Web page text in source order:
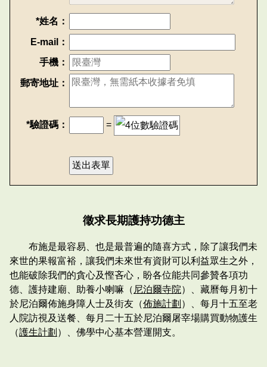
*姓名：
E-mail：
手機：
郵寄地址：
*驗證碼： =
徵求長期護持功德主
布施是最容易、也是最普遍的隨喜方式，除了讓我們未
來世的果報富裕，讓我們未來世有資財可以利益眾生之外，
也能破除我們的貪心及慳吝心，盼各位能共同參贊各項功
德、護持建廟、助養小喇嘛（ 尼泊爾寺院）、藏曆每月初十
於尼泊爾佈施身障人士及街友（佈施計劃 ）、每月十五至老
人院訪視及送餐、每月二十五於尼泊爾屠宰場購買動物護生
（護生計劃 ）、佛學中心基本營運開支。